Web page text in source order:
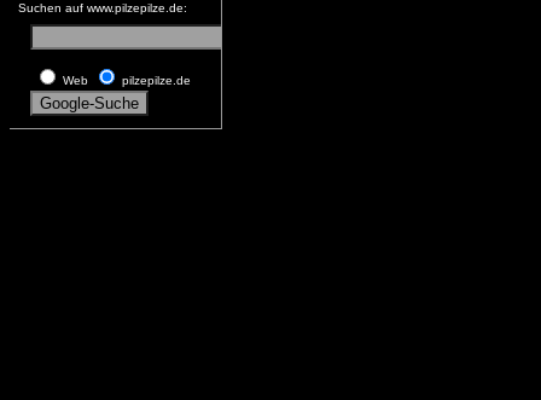
Suchen auf www.pilzepilze.de:
Web pilzepilze.de